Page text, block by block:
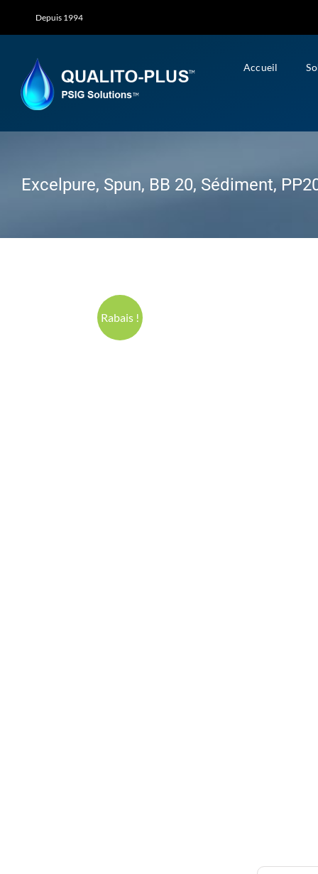
Depuis 1994
Accueil
Excelpure, Spun, BB 20, Sédiment,
Rabais !